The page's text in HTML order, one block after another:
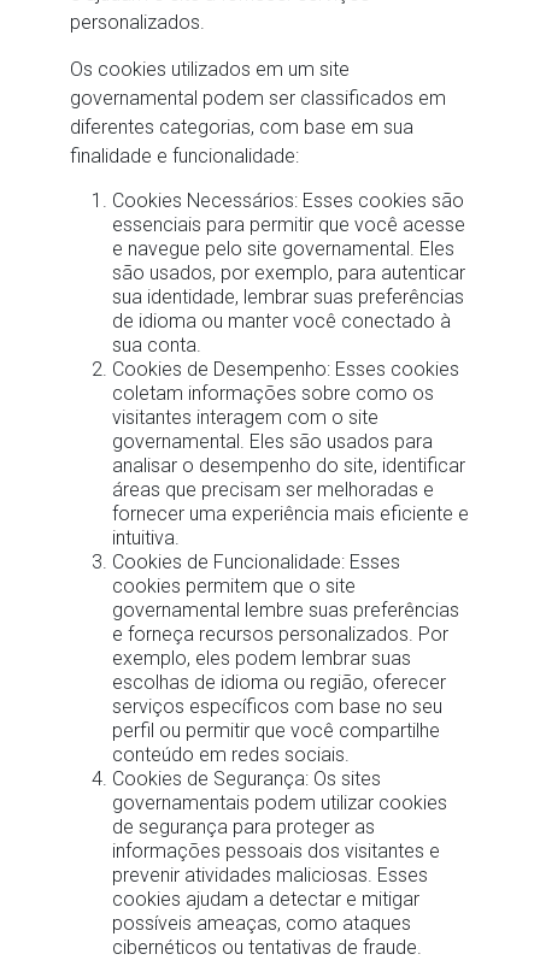
personalizados.
Os cookies utilizados em um site
governamental podem ser classificados em
diferentes categorias, com base em sua
finalidade e funcionalidade:
Cookies Necessários: Esses cookies são
essenciais para permitir que você acesse
e navegue pelo site governamental. Eles
são usados, por exemplo, para autenticar
sua identidade, lembrar suas preferências
de idioma ou manter você conectado à
sua conta.
Cookies de Desempenho: Esses cookies
coletam informações sobre como os
visitantes interagem com o site
governamental. Eles são usados para
analisar o desempenho do site, identificar
áreas que precisam ser melhoradas e
fornecer uma experiência mais eficiente e
intuitiva.
Cookies de Funcionalidade: Esses
cookies permitem que o site
governamental lembre suas preferências
e forneça recursos personalizados. Por
exemplo, eles podem lembrar suas
escolhas de idioma ou região, oferecer
serviços específicos com base no seu
perfil ou permitir que você compartilhe
conteúdo em redes sociais.
Cookies de Segurança: Os sites
governamentais podem utilizar cookies
de segurança para proteger as
informações pessoais dos visitantes e
prevenir atividades maliciosas. Esses
cookies ajudam a detectar e mitigar
possíveis ameaças, como ataques
cibernéticos ou tentativas de fraude.